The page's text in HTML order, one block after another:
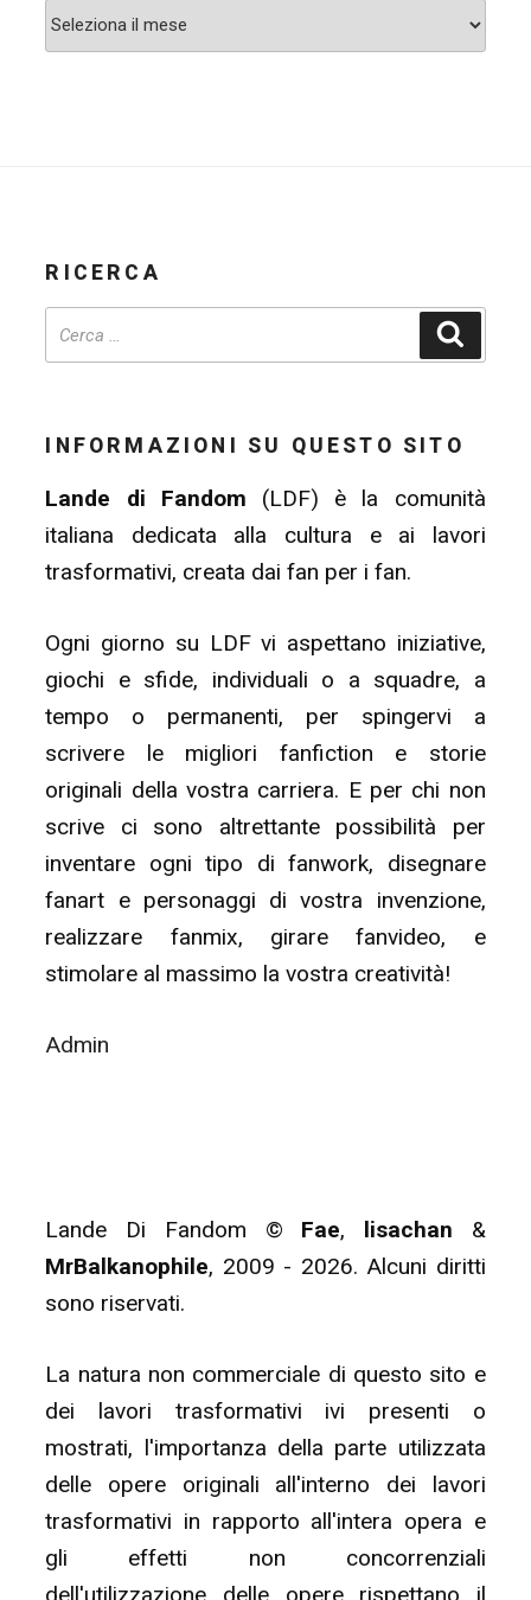
Archivi
RICERCA
INFORMAZIONI SU QUESTO SITO
Lande di Fandom (LDF) è la comunità
italiana dedicata alla cultura e ai lavori
trasformativi, creata dai fan per i fan.
Ogni giorno su LDF vi aspettano iniziative,
giochi e sfide, individuali o a squadre, a
tempo o permanenti, per spingervi a
scrivere le migliori fanfiction e storie
originali della vostra carriera. E per chi non
scrive ci sono altrettante possibilità per
inventare ogni tipo di fanwork, disegnare
fanart e personaggi di vostra invenzione,
realizzare fanmix, girare fanvideo, e
stimolare al massimo la vostra creatività!
Admin
Lande Di Fandom © Fae, lisachan &
MrBalkanophile, 2009 - 2026. Alcuni diritti
sono riservati.
La natura non commerciale di questo sito e
dei lavori trasformativi ivi presenti o
mostrati, l'importanza della parte utilizzata
delle opere originali all'interno dei lavori
trasformativi in rapporto all'intera opera e
gli effetti non concorrenziali
dell'utilizzazione delle opere rispettano il